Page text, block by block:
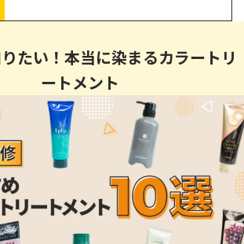
ントが向いている人・不向きな人の特徴
すすめカラートリートメント6選【口コミ
カ）
リートメント
カラートリートメント
ラートリートメント
エッセンス カラートリートメント
トメントに関するよくある質問
たい！本当に染まるカラートリ
ートメント